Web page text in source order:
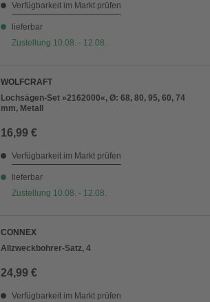
Verfügbarkeit im Markt prüfen
lieferbar
Zustellung 10.08. - 12.08.
WOLFCRAFT
Lochsägen-Set »2162000«, Ø: 68, 80, 95, 60, 74
mm, Metall
16,99 €
Verfügbarkeit im Markt prüfen
lieferbar
Zustellung 10.08. - 12.08.
CONNEX
Allzweckbohrer-Satz, 4
24,99 €
Verfügbarkeit im Markt prüfen